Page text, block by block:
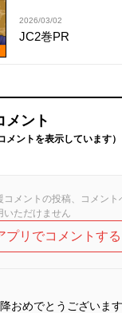
2026/03/02
JC2巻PR
メント
メントを表示しています）
コメントの投稿、コメン
いただけません
プリでコメントする
おめでとうございます